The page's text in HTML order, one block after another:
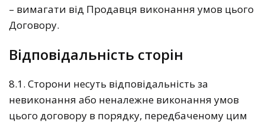
– вимагати від Продавця виконання умов цього
Договору.
Відповідальність сторін
8.1. Сторони несуть відповідальність за
невиконання або неналежне виконання умов
цього договору в порядку, передбаченому цим